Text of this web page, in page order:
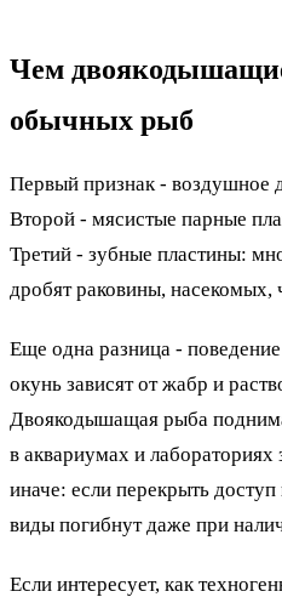
Чем
обычных рыб
Первый признак - воздушное
Второй - мясистые парные
Третий - зубные пластины:
дробят раковины,
Еще одна разница -
окунь зависят от жабр и
Двоякодышащая рыба
в аквариумах и
иначе: если перекрыть
виды погибнут даже при
Если интересует, как